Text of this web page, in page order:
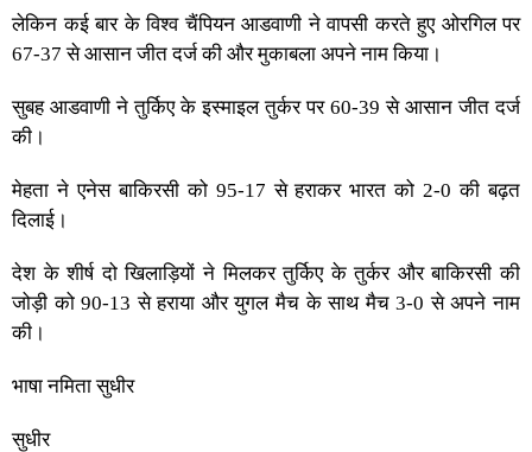
लेकिन कई बार के विश्व चैंपियन आडवाणी ने वापसी करते हुए ओरगिल पर
67-37 से आसान जीत दर्ज की और मुकाबला अपने नाम किया।
सुबह आडवाणी ने तुर्किए के इस्माइल तुर्कर पर 60-39 से आसान जीत दर्ज
की।
मेहता ने एनेस बाकिरसी को 95-17 से हराकर भारत को 2-0 की बढ़त
दिलाई।
देश के शीर्ष दो खिलाड़ियों ने मिलकर तुर्किए के तुर्कर और बाकिरसी की
जोड़ी को 90-13 से हराया और युगल मैच के साथ मैच 3-0 से अपने नाम
की।
भाषा नमिता सुधीर
सुधीर